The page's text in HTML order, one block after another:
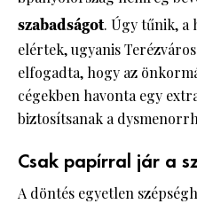
szabadságot. Úgy tűnik, a
elértek, ugyanis
elfogadta, hogy az
cégekben havonta egy
biztosítsanak a
Csak papírral jár a
A döntés egyetlen